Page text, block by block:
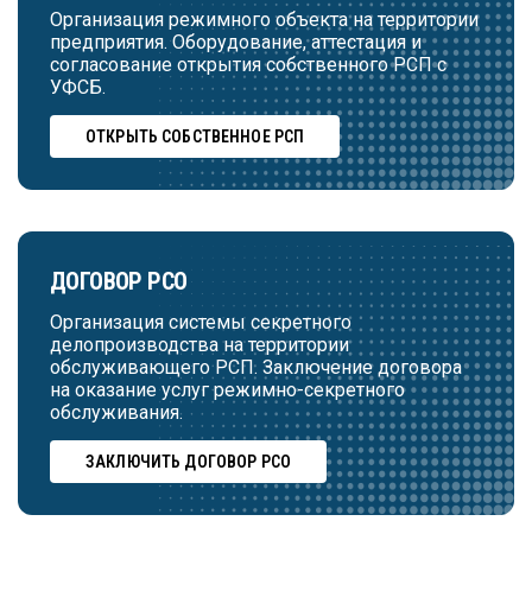
Организация режимного объекта на территории
предприятия. Оборудование, аттестация и
согласование открытия собственного РСП с
УФСБ.
ОТКРЫТЬ СОБСТВЕННОЕ РСП
ДОГОВОР РСО
Организация системы секретного
делопроизводства на территории
обслуживающего РСП. Заключение договора
на оказание услуг режимно-секретного
обслуживания.
ЗАКЛЮЧИТЬ ДОГОВОР РСО